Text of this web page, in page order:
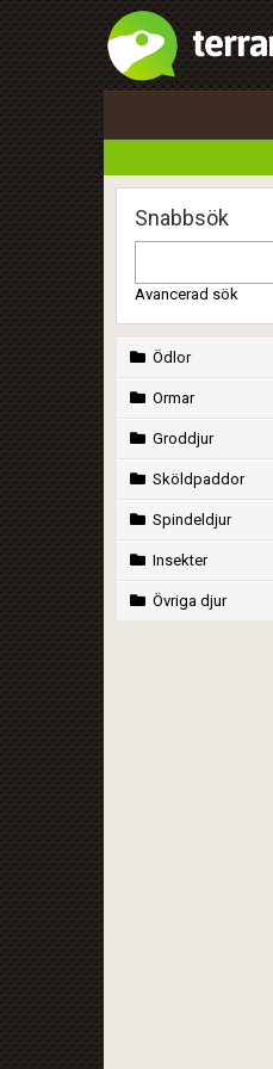
Snabbsök
Avancerad sök
Ödlor
Ormar
Groddjur
Sköldpaddor
Spindeldjur
Insekter
Övriga djur